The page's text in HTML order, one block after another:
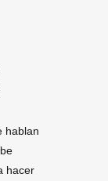
hablan
hacer